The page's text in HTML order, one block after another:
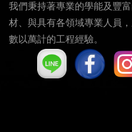
我們秉持著專業的學能及豐
材、與具有各領域專業人員
數以萬計的工程經驗。